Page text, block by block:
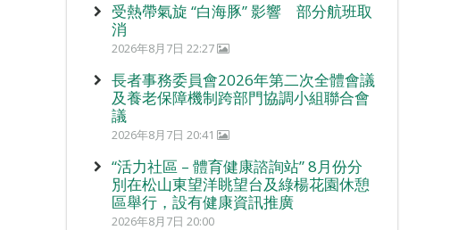
受熱帶氣旋 “白海豚” 影響 部分航班取
消
2026年8月7日 22:27
長者事務委員會2026年第二次全體會議
及養老保障機制跨部門協調小組聯合會
議
2026年8月7日 20:41
“活力社區 – 體育健康諮詢站” 8月份分
別在松山東望洋眺望台及綠楊花園休憩
區舉行，設有健康資訊推廣
2026年8月7日 20:00